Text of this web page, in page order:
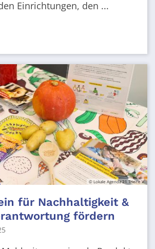
Einrichtungen, den ...
© Lokale Agenda 21 Trier e.V.
für Nachhaltigkeit &
fördern